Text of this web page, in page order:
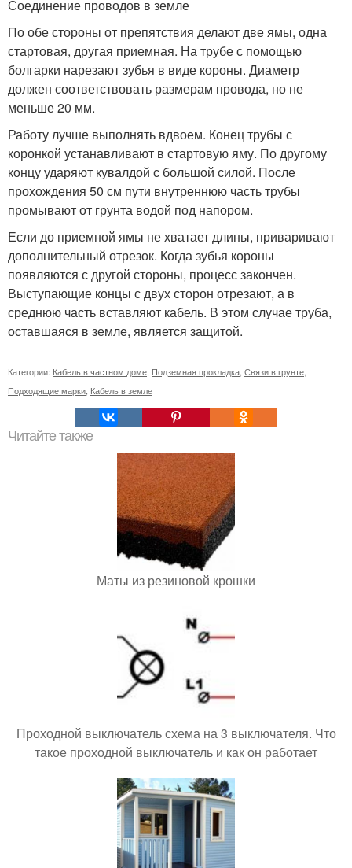
Соединение проводов в земле
По обе стороны от препятствия делают две ямы, одна
стартовая, другая приемная. На трубе с помощью
болгарки нарезают зубья в виде короны. Диаметр
должен соответствовать размерам провода, но не
меньше 20 мм.
Работу лучше выполнять вдвоем. Конец трубы с
коронкой устанавливают в стартовую яму. По другому
концу ударяют кувалдой с большой силой. После
прохождения 50 см пути внутреннюю часть трубы
промывают от грунта водой под напором.
Если до приемной ямы не хватает длины, приваривают
дополнительный отрезок. Когда зубья короны
появляются с другой стороны, процесс закончен.
Выступающие концы с двух сторон отрезают, а в
среднюю часть вставляют кабель. В этом случае труба,
оставшаяся в земле, является защитой.
Категории: Кабель в частном доме Подземная прокладка Связи в грунте
Подходящие марки Кабель в земле
Читайте также
Маты из резиновой крошки
Проходной выключатель схема на 3 выключателя. Что
такое проходной выключатель и как он работает